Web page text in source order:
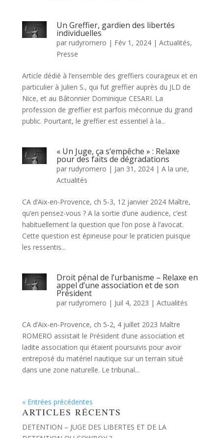
Un Greffier, gardien des libertés
individuelles
par rudyromero | Fév 1, 2024| Actualités,
Presse
Article dédié à l’ensemble des greffiers courageux et en
particulier à Julien S., qui fut greffier auprès du JLD de
Nice, et au Bâtonnier Dominique CESARI. La
profession de greffier est parfois méconnue du grand
public. Pourtant, le greffier est essentiel à la...
« Un Juge, ça s’empêche » : Relaxe
pour des faits de dégradations
par rudyromero | Jan 31, 2024| A la une,
Actualités
CA d’Aix-en-Provence, ch 5-3, 12 janvier 2024 Maître,
qu’en pensez-vous ? A la sortie d’une audience, c’est
habituellement la question que l’on pose à l’avocat.
Cette question est épineuse pour le praticien puisque
les ressentis...
Droit pénal de l’urbanisme – Relaxe en
appel d’une association et de son
Président
par rudyromero | Juil 4, 2023 | Actualités
CA d’Aix-en-Provence, ch 5-2, 4 juillet 2023 Maître
ROMERO assistait le Président d’une association et
ladite association qui étaient poursuivis pour avoir
entreposé du matériel nautique sur un terrain situé
dans une zone naturelle. Le tribunal...
« Entrées précédentes
ARTICLES RÉCENTS
DETENTION – JUGE DES LIBERTES ET DE LA